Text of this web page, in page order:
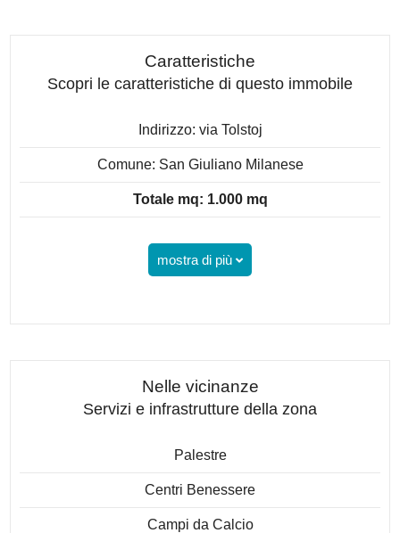
Caratteristiche
Scopri le caratteristiche di questo immobile
Indirizzo: via Tolstoj
Comune: San Giuliano Milanese
Totale mq: 1.000 mq
mostra di più
Nelle vicinanze
Servizi e infrastrutture della zona
Palestre
Centri Benessere
Campi da Calcio